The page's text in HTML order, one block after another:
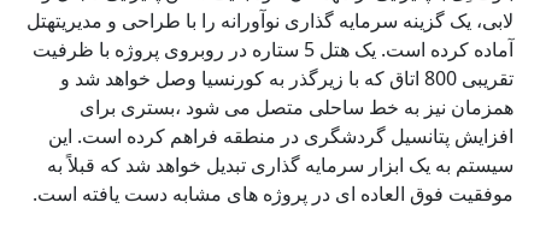
لابی، یک گزینه سرمایه گذاری نوآورانه را با طراحی و مدیریتهتل
آماده کرده است. یک هتل 5 ستاره در روبروی پروژه با ظرفیت
تقریبی 800 اتاق که با زیرگذر به کورنسیا وصل خواهد شد و
همزمان نیز به خط ساحلی متصل می شود ،بستری برای
افزایش پتانسیل گردشگری در منطقه فراهم کرده است. این
سیستم به یک ابزار سرمایه گذاری تبدیل خواهد شد که قبلاً به
موفقیت فوق العاده ای در پروژه های مشابه دست یافته است.